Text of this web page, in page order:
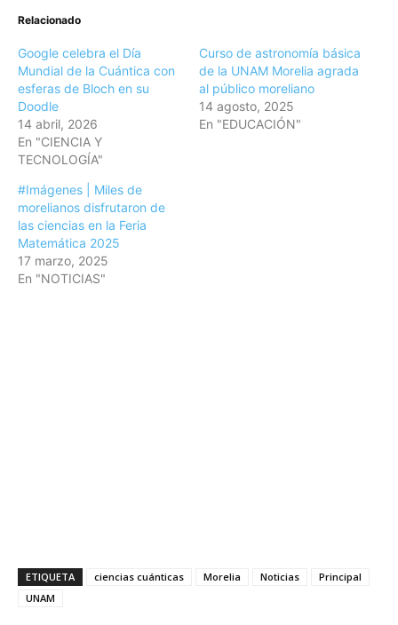
Relacionado
Google celebra el Día
Mundial de la Cuántica con
esferas de Bloch en su
Doodle
14 abril, 2026
En "CIENCIA Y
TECNOLOGÍA"
Curso de astronomía básica
de la UNAM Morelia agrada
al público moreliano
14 agosto, 2025
En "EDUCACIÓN"
#Imágenes | Miles de
morelianos disfrutaron de
las ciencias en la Feria
Matemática 2025
17 marzo, 2025
En "NOTICIAS"
ETIQUETA ciencias cuánticas Morelia Noticias
Principal
UNAM